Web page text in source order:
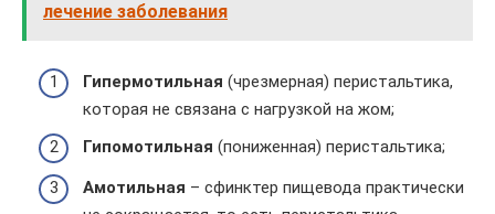
лечение заболевания
Гипермотильная (чрезмерная) перистальтика,
которая не связана с нагрузкой на жом;
Гипомотильная (пониженная) перистальтика;
Амотильная – сфинктер пищевода практически